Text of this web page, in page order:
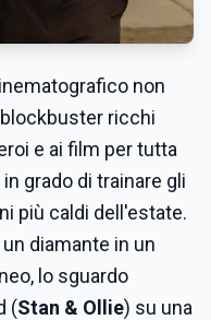
non
ricchi
e ai film per tutta
grado di trainare gli
più caldi dell'estate.
diamante in un
lo sguardo
(Stan & Ollie) su una